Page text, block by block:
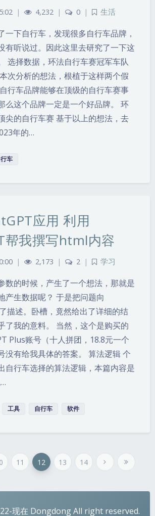
Sans Serif Serif
| 4,232 | 0 | 生活
一下自行车，发现很多自行车品牌，
有听说过。因此这里去研究了一下这
选择数据，环法自行车赛冠军车队
次分析的想法，根植于这样两个假
行车品牌能够在顶级的自行车赛事
么这个品牌一定是一个好品牌。 环
尖的自行车赛 基于以上的想法，去
年的…
车
应用 利用
帮我撰写html内容
| 2,173 | 2 | 学习
数的时候，产生了一个想法，那就是
产生数据呢？ 于是把问题向
描述。卧槽，竟然给出了详细的结
了我的意料。 当然，这个是购买的
Plus账号（十人拼团，18.8元一个
没有给我具体的答案。 算法逻辑 个
自行车选择的算法逻辑，本篇内容是
工具 自行车 软件
11 12 13 14
现在 Dongdong All right reserved.